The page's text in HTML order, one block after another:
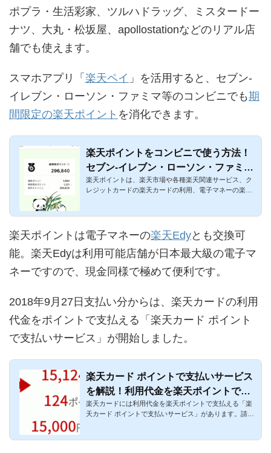
ポプラ・生活彩家、ツルハドラッグ、ミスタードー
ナツ、大丸・松坂屋、apollostationなどのリアル店
舗でも使えます。
スマホアプリ「 楽天ペイ 」を活用すると、セブン-
イレブン・ローソン・ファミマ等のコンビニでも期
間限定の楽天ポイント を消化できます。
楽天ポイントをコンビニで使う方法！
セブン-イレブン・ローソン・ファミマ
等で利用可能
楽天ポイントは、楽天市場や各種楽天関連サービス、ク
レジットカードの楽天カードの利用、電子マネーの楽天E
楽天ポイントは電子マネーの楽天Edyとも交換可
能。楽天Edyは利用可能店舗が日本最大級の電子マ
ネーですので、現金同様で極めて便利です。
2018年9月27日支払い分からは、楽天カードの利用
代金をポイントで支払える「楽天カード ポイント
で支払いサービス」が開始しました。
楽天カード ポイントで支払いサービス
を解説！利用代金を楽天ポイントで支
払えるように
楽天カードには利用代金を楽天ポイントで支払える「楽
天カード ポイントで支払いサービス」があります。請求